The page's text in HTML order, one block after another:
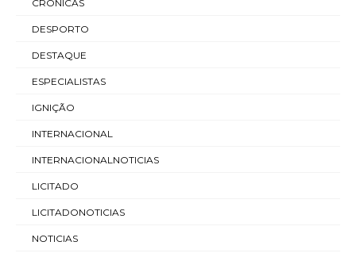
CRÓNICAS
DESPORTO
DESTAQUE
ESPECIALISTAS
IGNIÇÃO
INTERNACIONAL
INTERNACIONALNOTICIAS
LICITADO
LICITADONOTICIAS
NOTICIAS